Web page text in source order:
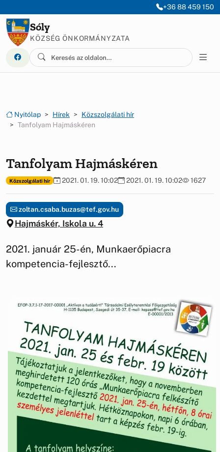
+36 88 459 150
Sóly
KÖZSÉG ÖNKORMÁNYZATA
Nyitólap Hírek
Közszolgálati hír
Tanfolyam Hajmáskéren
Tanfolyam Hajmáskéren
Közszolgálati hír 2021. 01. 19. 10:02 2021. 01. 19. 10:02 1627
Hajmáskér, Iskola u. 4
zoltan.csaba.buzas@tef.gov.hu
2021. január 25-én, Munkaerőpiacra
kompetencia-fejlesztő...